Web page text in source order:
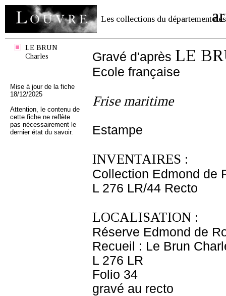
Les collections du département des
LE BRUN
Charles
Mise à jour de la fiche
18/12/2025
Attention, le contenu de
cette fiche ne reflète
pas nécessairement le
dernier état du savoir.
Gravé d'après LE
Ecole française
Frise maritime
Estampe
INVENTAIRES :
Collection Edmond de
L 276 LR/44 Recto
LOCALISATION :
Réserve Edmond de
Recueil : Le Brun
L 276 LR
Folio 34
gravé au recto